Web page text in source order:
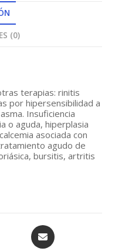
(0)
terapias: rinitis
por hipersensibilidad a
Insuficiencia
o aguda, hiperplasia
asociada con
agudo de
bursitis, artritis
Opens
in